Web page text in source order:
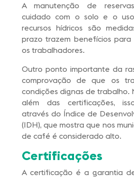
A manutenção de
cuidado com o solo e o
recursos hídricos são
prazo trazem benefícios
os trabalhadores.
Outro ponto importante da
comprovação de que os
condições dignas de trabalho.
além das certificações,
através do Índice de
(IDH), que mostra que nos
de café é considerado alto.
Certificações
A certificação é a garantia